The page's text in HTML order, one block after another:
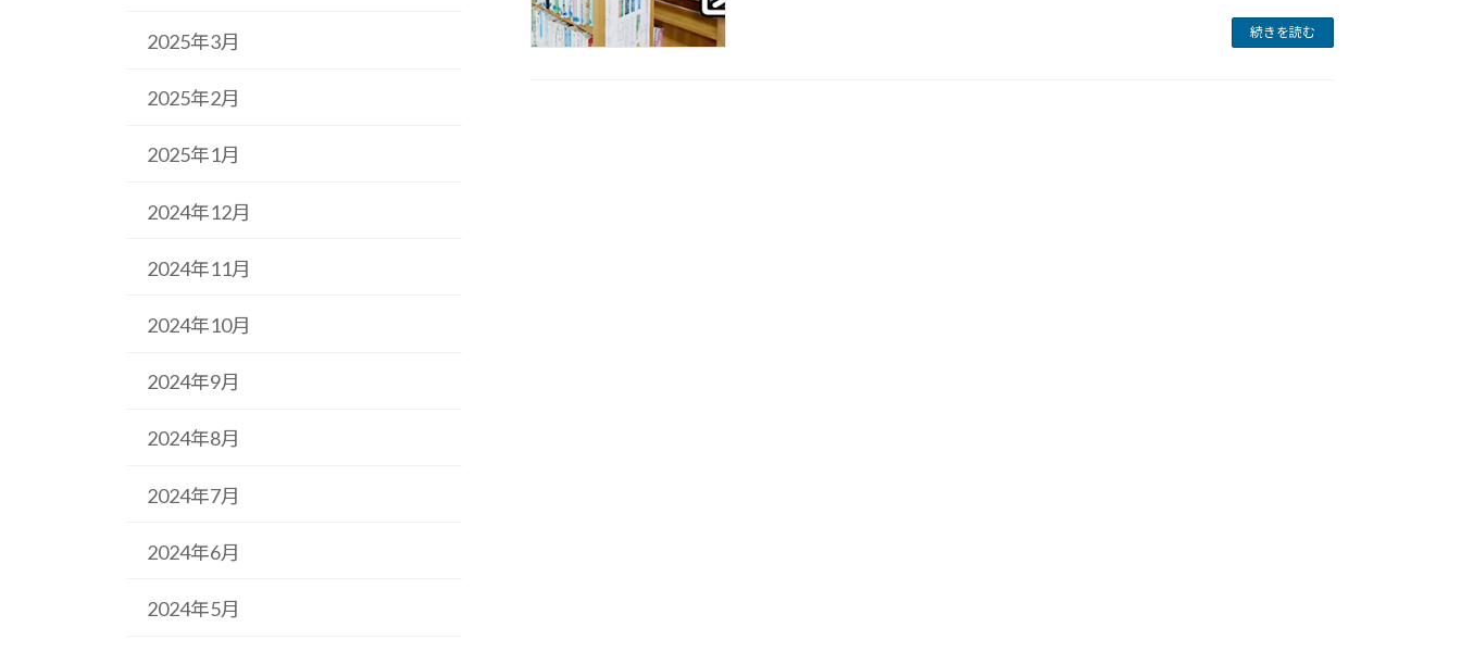
続きを読む
2025年3月
2025年2月
2025年1月
2024年12月
2024年11月
2024年10月
2024年9月
2024年8月
2024年7月
2024年6月
2024年5月